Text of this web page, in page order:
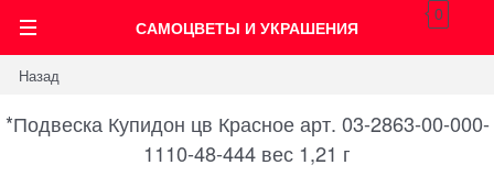
САМОЦВЕТЫ И УКРАШЕНИЯ
0
Назад
*Подвеска Купидон цв Красное арт. 03-2863-00-000-
1110-48-444 вес 1,21 г